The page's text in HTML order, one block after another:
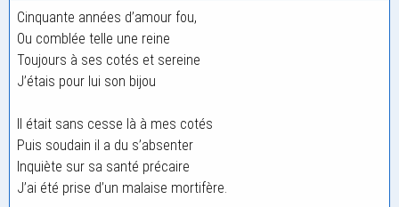
Cinquante années d’amour fou,
Ou comblée telle une reine
Toujours à ses cotés et sereine
J’étais pour lui son bijou
Il était sans cesse là à mes cotés
Puis soudain il a du s’absenter
Inquiète sur sa santé précaire
J’ai été prise d’un malaise mortifère.